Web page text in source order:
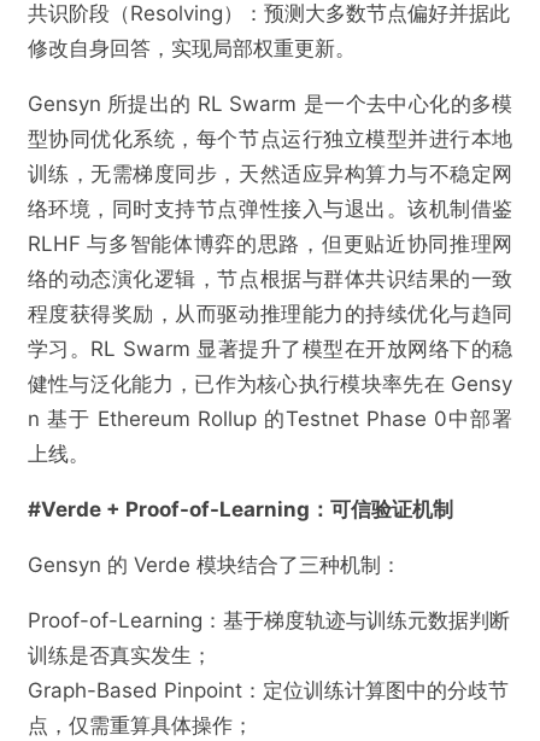
共识阶段（Resolving）：预测大多数节点偏好并据此
修改自身回答，实现局部权重更新。
Gensyn 所提出的 RL Swarm 是一个去中心化的多模
型协同优化系统，每个节点运行独立模型并进行本地
训练，无需梯度同步，天然适应异构算力与不稳定网
络环境，同时支持节点弹性接入与退出。该机制借鉴
RLHF 与多智能体博弈的思路，但更贴近协同推理网
络的动态演化逻辑，节点根据与群体共识结果的一致
程度获得奖励，从而驱动推理能力的持续优化与趋同
学习。RL Swarm 显著提升了模型在开放网络下的稳
健性与泛化能力，已作为核心执行模块率先在 Gensy
n 基于 Ethereum Rollup 的Testnet Phase 0中部署
上线。
#Verde + Proof-of-Learning：可信验证机制
Gensyn 的 Verde 模块结合了三种机制：
Proof-of-Learning：基于梯度轨迹与训练元数据判断
训练是否真实发生；
Graph-Based Pinpoint：定位训练计算图中的分歧节
点，仅需重算具体操作；